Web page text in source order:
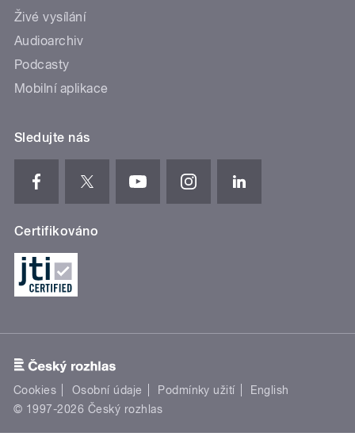
Živé vysílání
Audioarchiv
Podcasty
Mobilní aplikace
Sledujte nás
Certifikováno
Cookies Osobní údaje Podmínky užití
English
© 1997-2026 Český rozhlas